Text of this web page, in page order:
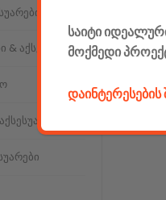
& აქსესუარები
საიტი
მოქმედი